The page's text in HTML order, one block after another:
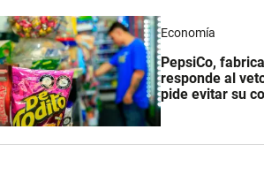
Economía
PepsiCo,
responde al
pide evitar su